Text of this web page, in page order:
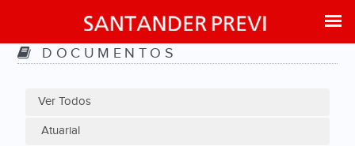
DOCUMENTOS
Ver Todos
Atuarial